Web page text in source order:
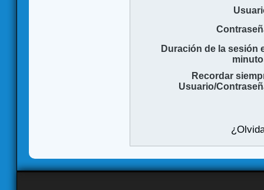
Duración de la sesión
Recordar
Usuario/